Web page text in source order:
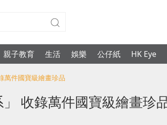
親子教育 生活 娛樂 公仔紙 HK Eye
萬件國寶級繪畫珍品
收錄萬件國寶級繪畫珍